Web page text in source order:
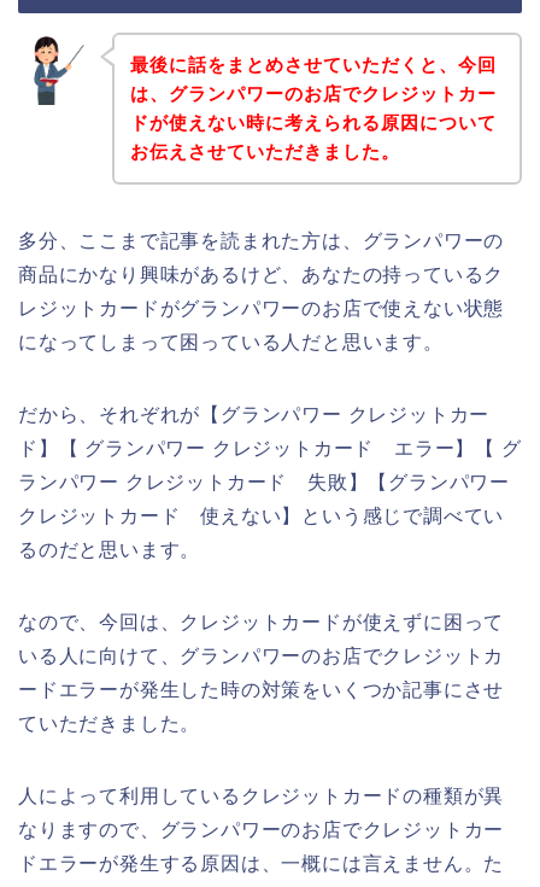
最後に話をまとめさせていただくと、今回
は、グランパワーのお店でクレジットカー
ドが使えない時に考えられる原因について
お伝えさせていただきました。
多分、ここまで記事を読まれた方は、グランパワーの
商品にかなり興味があるけど、あなたの持っているク
レジットカードがグランパワーのお店で使えない状態
になってしまって困っている人だと思います。
だから、それぞれが【グランパワー クレジットカー
ド】【 グランパワー クレジットカード エラー】【 グ
ランパワー クレジットカード 失敗】【グランパワー
クレジットカード 使えない】という感じで調べてい
るのだと思います。
なので、今回は、クレジットカードが使えずに困って
いる人に向けて、グランパワーのお店でクレジットカ
ードエラーが発生した時の対策をいくつか記事にさせ
ていただきました。
人によって利用しているクレジットカードの種類が異
なりますので、グランパワーのお店でクレジットカー
ドエラーが発生する原因は、一概には言えません。た